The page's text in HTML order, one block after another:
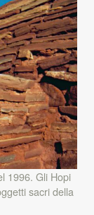
1996. Gli Hopi
sacri della